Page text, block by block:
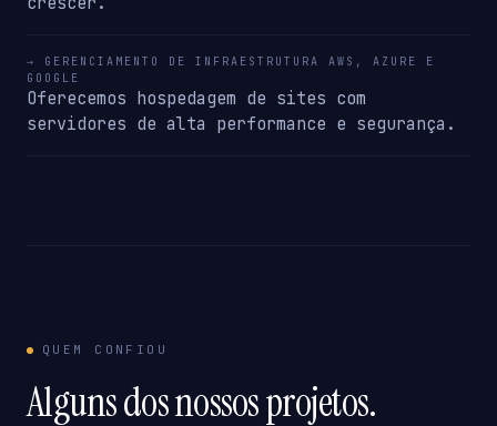
→ GERENCIAMENTO DE INFRAESTRUTURA AWS, AZURE E
GOOGLE
Oferecemos hospedagem de sites com
servidores de alta performance e segurança.
QUEM CONFIOU
Alguns dos nossos projetos.